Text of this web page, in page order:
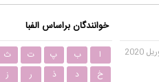
خوانندگان براساس الفبا
ا ب پ ت ث
خ
د ذ ر ز